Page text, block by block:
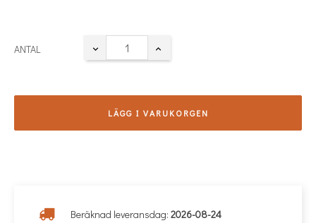
ANTAL
LÄGG I VARUKORGEN
Beräknad leveransdag: 2026-08-24